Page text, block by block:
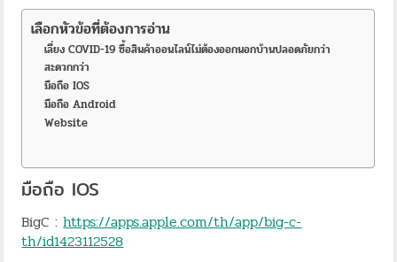
เลือกหัวข้อที่ต้องการอ่าน
เลี่ยง COVID-19 ซื้อสินค้าออนไลน์ไม่ต้องออกนอกบ้านปลอดภัยกว่า
สะดวกกว่า
มือถือ IOS
มือถือ Android
Website
มือถือ IOS
BigC :https://apps.apple.com/th/app/big-c-
th/id1423112528